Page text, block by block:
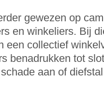
gewezen op
en winkeliers. Bij
een collectief
benadrukken tot
aan of